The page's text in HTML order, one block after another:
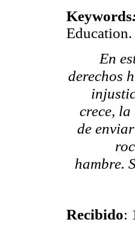
Keywords
Education.
En
derechos
crece,
de
hambre.
Recibido: